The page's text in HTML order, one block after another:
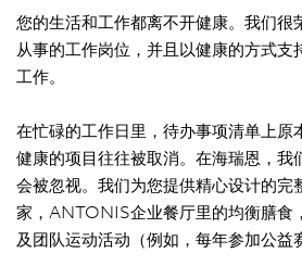
您的生活和工作都离不开健康。我们很
从事的工作岗位，并且以健康的方式支
工作。
在忙碌的工作日里，待办事项清单上原
健康的项目往往被取消。在海瑞恩，我
会被忽视。我们为您提供精心设计的完
家，ANTONIS企业餐厅里的均衡膳食
及团队运动活动（例如，每年参加公益